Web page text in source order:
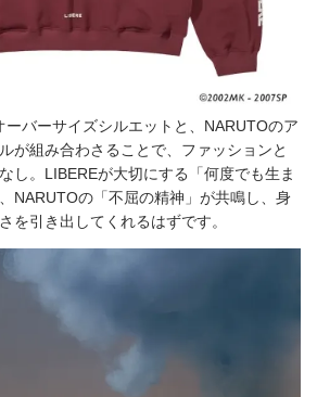
ーバーサイズシルエットと、NARUTOのア
が組み合わさることで、ファッションと
し。LIBEREが大切にする「何度でも生ま
NARUTOの「不屈の精神」が共鳴し、身
を引き出してくれるはずです。